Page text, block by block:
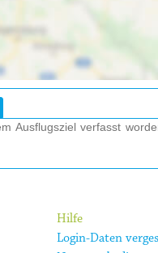
Ausflugsziel verfasst
Hilfe
Login-Daten